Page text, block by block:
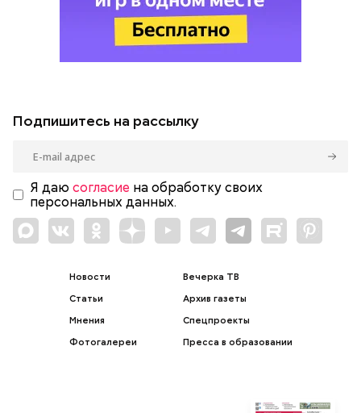
Подпишитесь на рассылку
Я даю согласие на обработку своих
персональных данных.
Новости
Статьи
Мнения
Фотогалереи
Вечерка ТВ
Архив газеты
Спецпроекты
Пресса в образовании